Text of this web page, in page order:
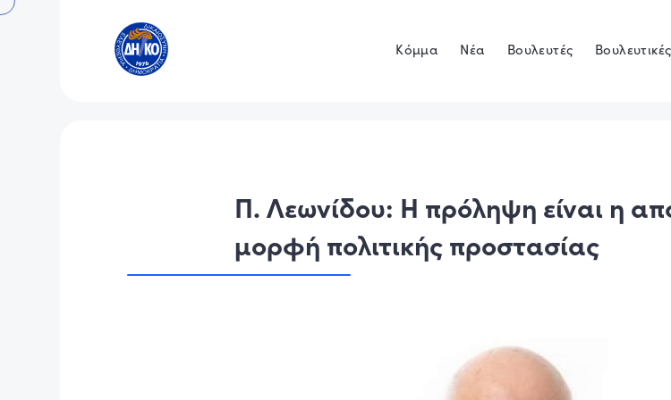
Κόμμα Νέα Βουλευτές
Π. Λεωνίδου: Η πρόληψη είναι η
μορφή πολιτικής προστασίας